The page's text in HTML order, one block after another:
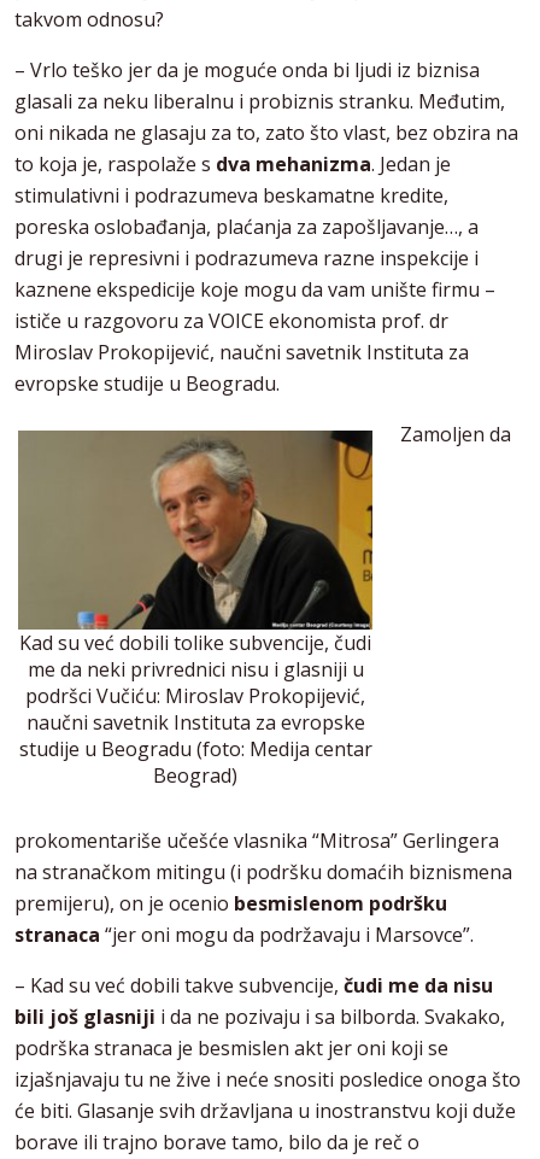
takvom odnosu?
– Vrlo teško jer da je moguće onda bi ljudi iz biznisa
glasali za neku liberalnu i probiznis stranku. Međutim,
oni nikada ne glasaju za to, zato što vlast, bez obzira na
to koja je, raspolaže s dva mehanizma. Jedan je
stimulativni i podrazumeva beskamatne kredite,
poreska oslobađanja, plaćanja za zapošljavanje…, a
drugi je represivni i podrazumeva razne inspekcije i
kaznene ekspedicije koje mogu da vam unište firmu –
ističe u razgovoru za VOICE ekonomista prof. dr
Miroslav Prokopijević, naučni savetnik Instituta za
evropske studije u Beogradu.
Kad su već dobili tolike subvencije, čudi
me da neki privrednici nisu i glasniji u
podršci Vučiću: Miroslav Prokopijević,
naučni savetnik Instituta za evropske
studije u Beogradu (foto: Medija centar
Beograd)
Zamoljen da
prokomentariše učešće vlasnika “Mitrosa” Gerlingera
na stranačkom mitingu (i podršku domaćih biznismena
premijeru), on je ocenio besmislenom podršku
stranaca “jer oni mogu da podržavaju i Marsovce”.
– Kad su već dobili takve subvencije, čudi me da nisu
bili još glasniji i da ne pozivaju i sa bilborda. Svakako,
podrška stranaca je besmislen akt jer oni koji se
izjašnjavaju tu ne žive i neće snositi posledice onoga što
će biti. Glasanje svih državljana u inostranstvu koji duže
borave ili trajno borave tamo, bilo da je reč o